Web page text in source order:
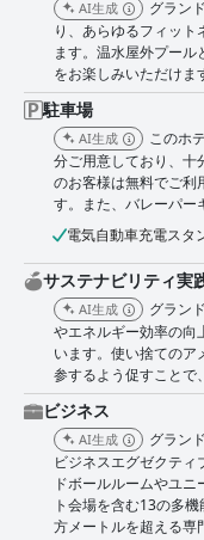
AI生成
グラン
り、あらゆるフィッ
ます。温水屋外プー
をお楽しみいただけま
駐車場
AI生成
このホ
分ご用意しており、十
のお客様は無料でご利
す。また、バレーパー
電気自動車充電スタ
サステナビリティ実
AI生成
グラン
やエネルギー効率の向
います。使い捨ての
参するよう促すことで
ビジネス
AI生成
グラン
ビジネスエグゼクテ
ドボールルームやユ
ト会場を含む13の多
方メートルを超える専